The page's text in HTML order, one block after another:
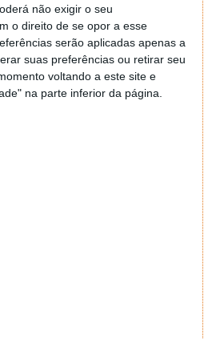
não exigir o seu
o direito de se opor a esse
serão aplicadas apenas a
suas preferências ou retirar seu
voltando a este site e
na parte inferior da página.